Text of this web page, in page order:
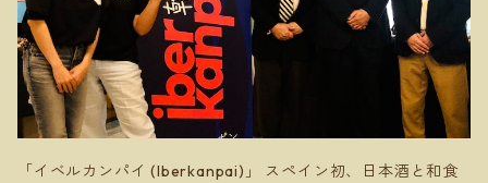
安芸農園
ミソノヴィンヤード
「イベルカンパイ (Iberkanpai)」 スペイン初、日本酒と和食